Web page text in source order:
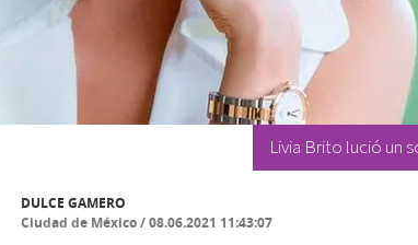
Livia Brito lució un
DULCE GAMERO
Ciudad de México/08.06.2021 11:43:07